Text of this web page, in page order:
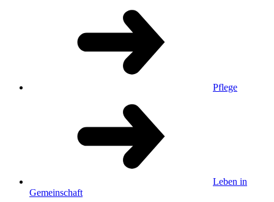
Pflege
Leben in
Gemeinschaft